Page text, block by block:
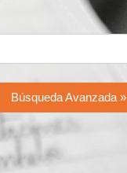
Búsqueda Avanzada »